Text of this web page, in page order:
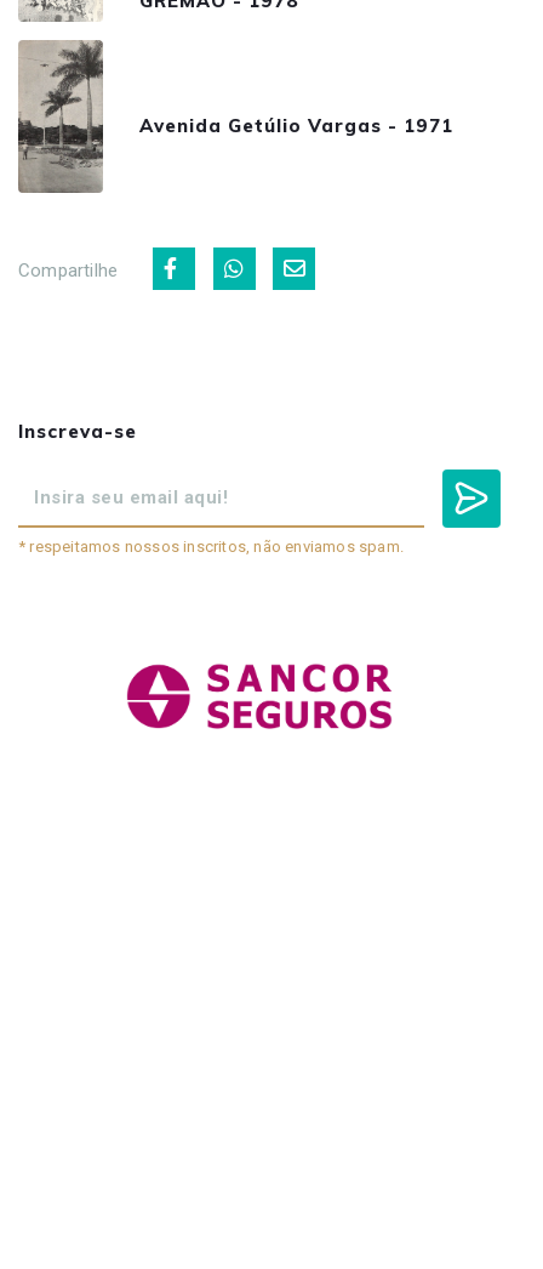
Avenida Getúlio Vargas - 1971
Compartilhe
Inscreva-se
* respeitamos nossos inscritos, não enviamos spam.